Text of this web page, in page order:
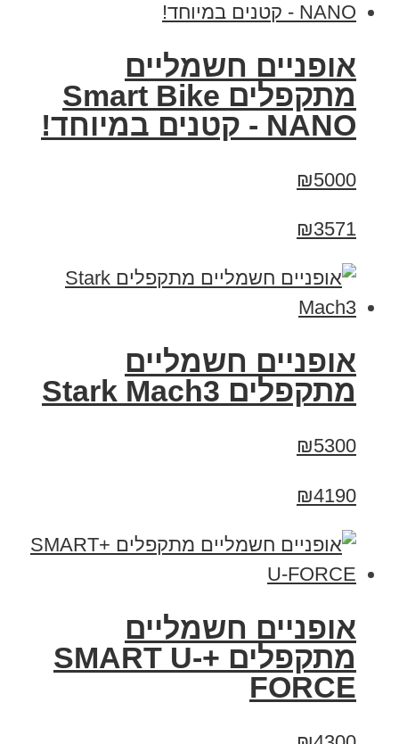
אופניים חשמליים
מתקפלים Smart Bike
NANO - קטנים במיוחד!
₪5000
₪3571
‏אופניים חשמליים
‏מתקפלים Stark Mach3
₪5300
₪4190
אופניים חשמליים
מתקפלים +SMART U-
FORCE